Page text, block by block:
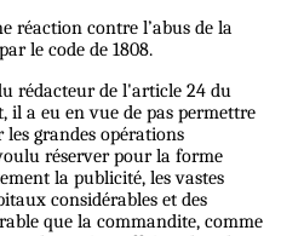
réaction contre l’abus de la
le code de 1808.
rédacteur de l'article 24 du
a eu en vue de pas permettre
grandes opérations
réserver pour la forme
la publicité, les vastes
considérables et des
que la commandite, comme